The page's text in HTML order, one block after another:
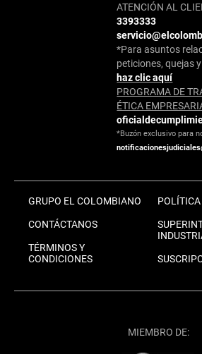
ATENCIÓN AL
3393333
*Para asuntos
peticiones, quejas
haz clic aquí
PROGRAMA DE
ÉTICA
*Buzón exclusivo para
GRUPO EL COLOMBIANO
CONTÁCTANOS
TÉRMINOS Y
CONDICIONES
MIEMBRO DE: